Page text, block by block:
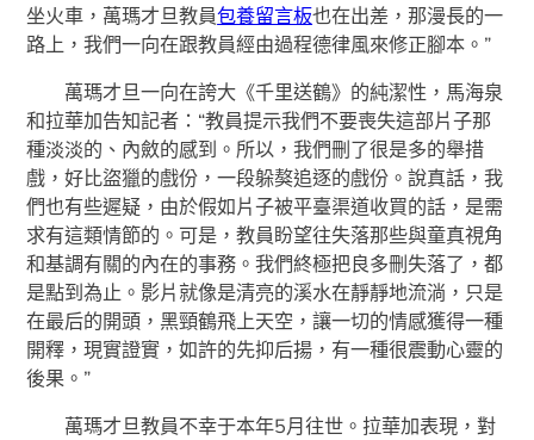
坐火車，萬瑪才旦教員包養留言板也在出差，那漫長的一
路上，我們一向在跟教員經由過程德律風來修正腳本。”
萬瑪才旦一向在誇大《千里送鶴》的純潔性，馬海泉
和拉華加告知記者：“教員提示我們不要喪失這部片子那
種淡淡的、內斂的感到。所以，我們刪了很是多的舉措
戲，好比盜獵的戲份，一段躲獒追逐的戲份。說真話，我
們也有些遲疑，由於假如片子被平臺渠道收買的話，是需
求有這類情節的。可是，教員盼望往失落那些與童真視角
和基調有關的內在的事務。我們終極把良多刪失落了，都
是點到為止。影片就像是清亮的溪水在靜靜地流淌，只是
在最后的開頭，黑頸鶴飛上天空，讓一切的情感獲得一種
開釋，現實證實，如許的先抑后揚，有一種很震動心靈的
後果。”
萬瑪才旦教員不幸于本年5月往世。拉華加表現，對